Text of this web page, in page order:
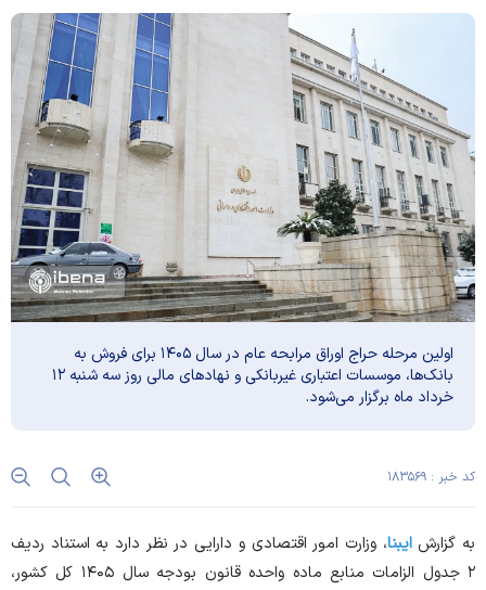
اولین مرحله حراج اوراق مرابحه عام در سال ۱۴۰۵ برای فروش به
بانک‌ها، موسسات اعتباری غیربانکی و نهاد‌های مالی روز سه شنبه ۱۲
خرداد ماه برگزار می‌شود.
کد خبر : ۱۸۳۵۶۹
به گزارشایبنا، وزارت امور اقتصادی و دارایی در نظر دارد به استناد ردیف
۲ جدول الزامات منابع ماده واحده قانون بودجه سال ۱۴۰۵ کل کشور،